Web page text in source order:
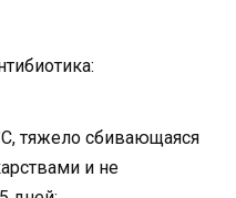
тяжело сбивающаяся
и не